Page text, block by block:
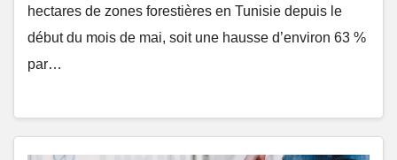
hectares de zones forestières en Tunisie depuis le
début du mois de mai, soit une hausse d’environ 63 %
par…